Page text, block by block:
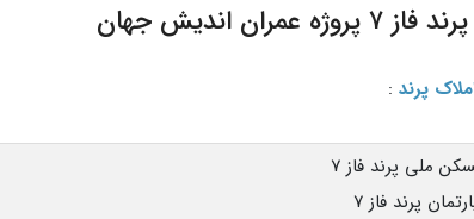
اندیش جهان
پرند :
ملی پرند فاز ۷
پرند فاز ۷